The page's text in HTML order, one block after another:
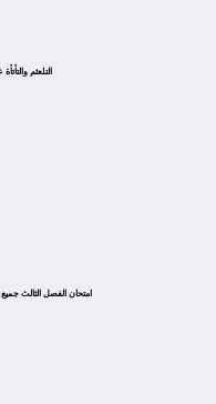
التلعثم
امتحان الفصل الثالث